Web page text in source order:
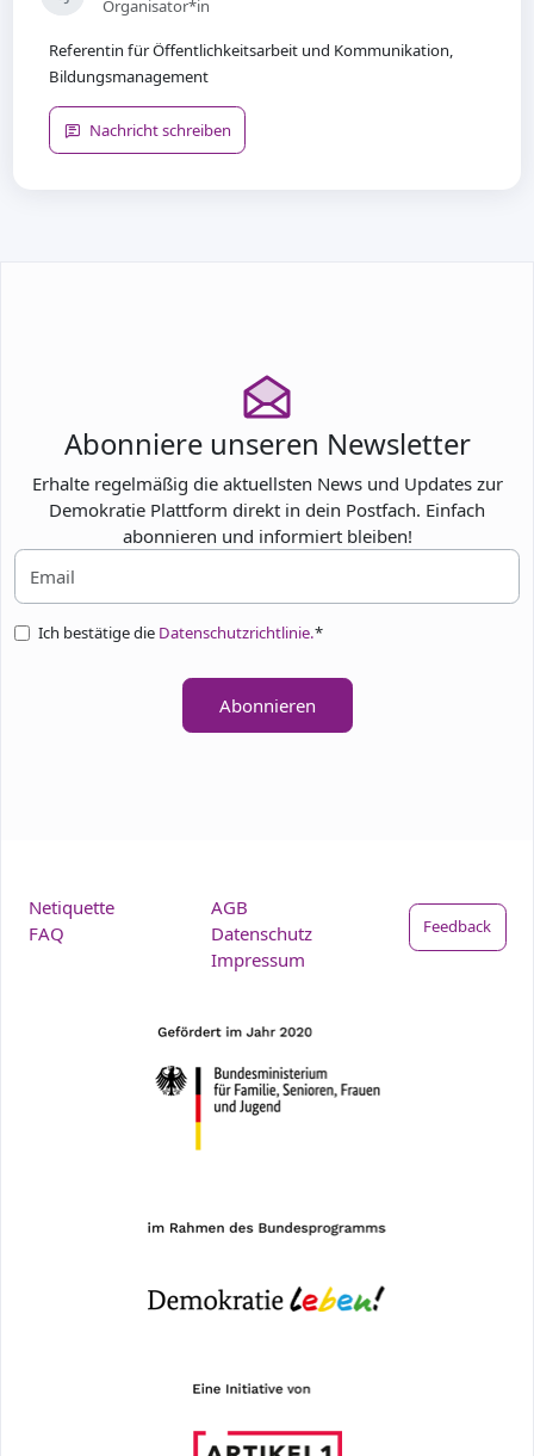
Organisator*in
Referentin für Öffentlichkeitsarbeit und Kommunikation,
Bildungsmanagement
Nachricht schreiben
Abonniere unseren Newsletter
Erhalte regelmäßig die aktuellsten News und Updates zur
Demokratie Plattform direkt in dein Postfach. Einfach
abonnieren und informiert bleiben!
Ich bestätige die Datenschutzrichtlinie.*
Abonnieren
Netiquette
FAQ
AGB
Datenschutz
Impressum
Feedback